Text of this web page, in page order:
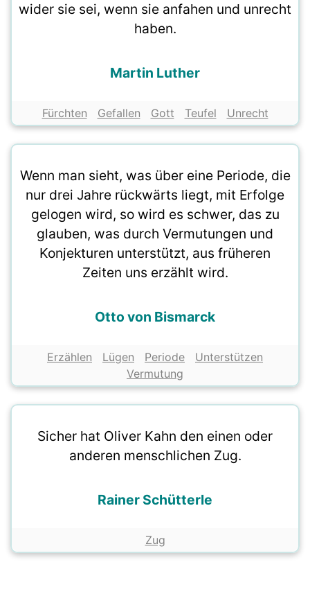
wider sie sei, wenn sie anfahen und unrecht
haben.
Martin Luther
Fürchten Gefallen Gott Teufel Unrecht
Wenn man sieht, was über eine Periode, die
nur drei Jahre rückwärts liegt, mit Erfolge
gelogen wird, so wird es schwer, das zu
glauben, was durch Vermutungen und
Konjekturen unterstützt, aus früheren
Zeiten uns erzählt wird.
Otto von Bismarck
Erzählen Lügen Periode
Unterstützen
Vermutung
Sicher hat Oliver Kahn den einen oder
anderen menschlichen Zug.
Rainer Schütterle
Zug